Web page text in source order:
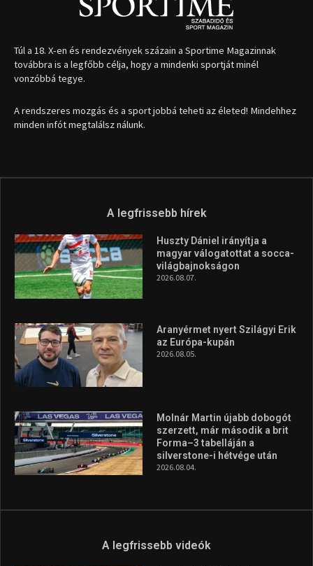
Túl a 18. X-en és rendezvények százain a Sportime Magazinnak
továbbra is a legfőbb célja, hogy a mindenki sportját minél
vonzóbbá tegye.
A rendszeres mozgás és a sport jobbá teheti az életed! Mindehhez
minden infót megtalálsz nálunk.
A legfrissebb hírek
Huszty Dániel irányítja a
magyar válogatottat a socca-
világbajnokságon
2026.08.07.
Aranyérmet nyert Szilágyi Erik
az Európa-kupán
2026.08.05.
Molnár Martin újabb dobogót
szerzett, már második a brit
Forma–3 tabelláján a
silverstone-i hétvége után
2026.08.04.
A legfrissebb videók